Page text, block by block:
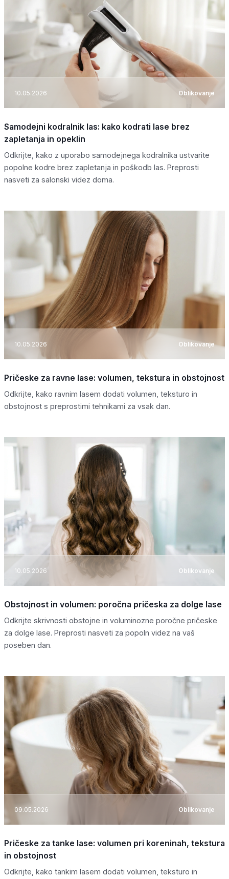
10.05.2026 Oblikovanje
Samodejni kodralnik las: kako kodrati lase brez
zapletanja in opeklin
Odkrijte, kako z uporabo samodejnega kodralnika ustvarite
popolne kodre brez zapletanja in poškodb las. Preprosti
nasveti za salonski videz doma.
10.05.2026 Oblikovanje
Pričeske za ravne lase: volumen, tekstura in obstojnost
Odkrijte, kako ravnim lasem dodati volumen, teksturo in
obstojnost s preprostimi tehnikami za vsak dan.
10.05.2026 Oblikovanje
Obstojnost in volumen: poročna pričeska za dolge lase
Odkrijte skrivnosti obstojne in voluminozne poročne pričeske
za dolge lase. Preprosti nasveti za popoln videz na vaš
poseben dan.
09.05.2026 Oblikovanje
Pričeske za tanke lase: volumen pri koreninah, tekstura
in obstojnost
Odkrijte, kako tankim lasem dodati volumen, teksturo in